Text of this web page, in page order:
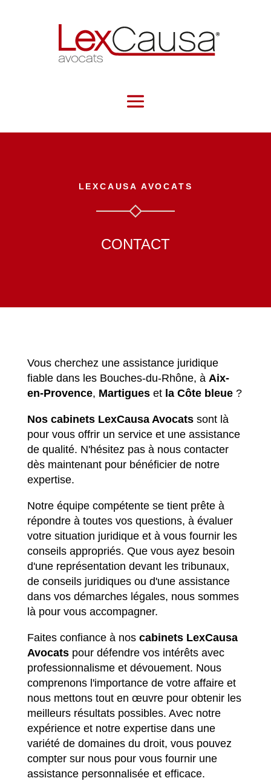
LEXCAUSA AVOCATS
CONTACT
Vous cherchez une assistance juridique
fiable dans les Bouches-du-Rhône, à Aix-
en-Provence, Martigueset la Côte bleue?
Nos cabinets LexCausa Avocatssont là
pour vous offrir un service et une assistance
de qualité. N'hésitez pas à nous contacter
dès maintenant pour bénéficier de notre
expertise.
Notre équipe compétente se tient prête à
répondre à toutes vos questions, à évaluer
votre situation juridique et à vous fournir les
conseils appropriés. Que vous ayez besoin
d'une représentation devant les tribunaux,
de conseils juridiques ou d'une assistance
dans vos démarches légales, nous sommes
là pour vous accompagner.
Faites confiance à nos cabinets LexCausa
Avocatspour défendre vos intérêts avec
professionnalisme et dévouement. Nous
comprenons l'importance de votre affaire et
nous mettons tout en œuvre pour obtenir les
meilleurs résultats possibles. Avec notre
expérience et notre expertise dans une
variété de domaines du droit, vous pouvez
compter sur nous pour vous fournir une
assistance personnalisée et efficace.